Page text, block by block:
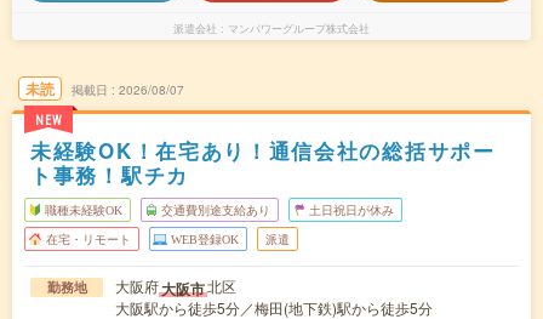
派遣会社 マンパワーグループ株式会社
未読
NEW
掲載日 2026/08/07
未経験OK！在宅あり！通信会社の総括サポー
ト事務！駅チカ
職種未経験OK 交通費別途支給あり 土日祝日が休み
在宅・リモート WEB登録OK 派遣
勤務地 大阪府大阪市北区
大阪駅から徒歩5分／梅田(地下鉄)駅から徒歩5分